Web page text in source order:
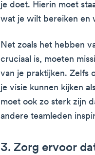
je doet. Hierin moet
wat je wilt bereiken en
Net zoals het hebben
cruciaal is, moeten
van je praktijken. Zelfs
je visie kunnen kijken
moet ook zo sterk zijn
andere teamleden
3. Zorg ervoor